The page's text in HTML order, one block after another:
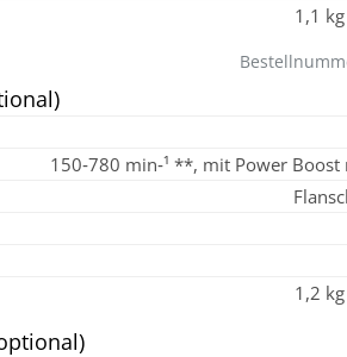
1,1
150‑780 min‑¹ **, mit Power Boost
1,2